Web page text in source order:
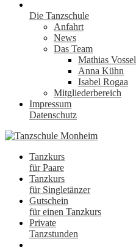
Die Tanzschule
Anfahrt
News
Das Team
Mathias Vossel
Anna Kühn
Isabel Rogaa
Mitgliederbereich
Impressum
Datenschutz
Tanzkurs
für Paare
Tanzkurs
für Singletänzer
Gutschein
für einen Tanzkurs
Private
Tanzstunden